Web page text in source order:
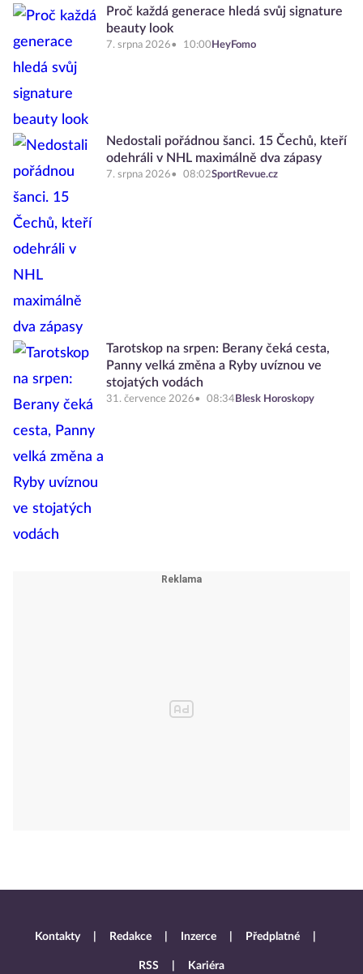
Proč každá generace hledá svůj signature
beauty look
7. srpna 2026 10:00 HeyFomo
Nedostali pořádnou šanci. 15 Čechů, kteří
odehráli v NHL maximálně dva zápasy
7. srpna 2026 08:02SportRevue.cz
Tarotskop na srpen: Berany čeká cesta,
Panny velká změna a Ryby uvíznou ve
stojatých vodách
31. července 2026 08:34 Blesk Horoskopy
Kontakty Redakce Inzerce Předplatné
RSS Kariéra